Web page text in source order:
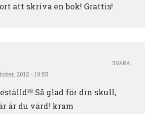
att skriva en bok! Grattis!
2012 - 19:55
Så glad för din skull,
är du värd! kram
SVARA